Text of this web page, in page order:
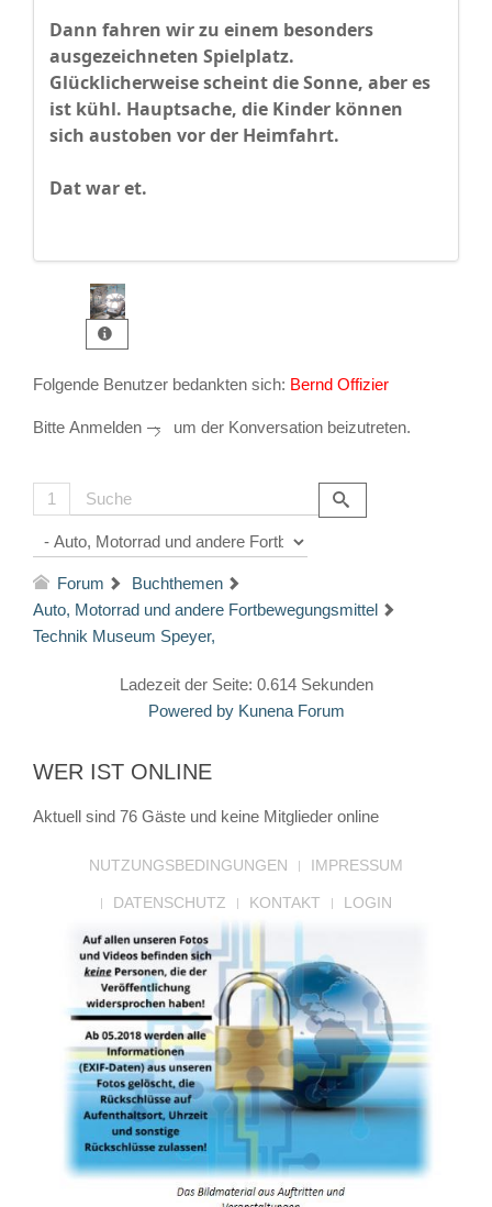
Dann fahren wir zu einem besonders
ausgezeichneten Spielplatz.
Glücklicherweise scheint die Sonne, aber es
ist kühl. Hauptsache, die Kinder können
sich austoben vor der Heimfahrt.
Dat war et.
Folgende Benutzer bedankten sich: Bernd Offizier
Bitte Anmelden um der Konversation beizutreten.
1
Forum
Buchthemen
Auto, Motorrad und andere Fortbewegungsmittel
Technik Museum Speyer,
Ladezeit der Seite: 0.614 Sekunden
Powered by Kunena Forum
WER IST ONLINE
Aktuell sind 76 Gäste und keine Mitglieder online
NUTZUNGSBEDINGUNGEN IMPRESSUM
DATENSCHUTZ KONTAKT LOGIN